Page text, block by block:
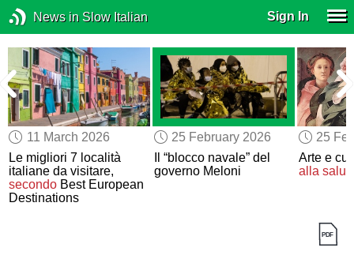
News in Slow Italian Sign In
11 March 2026
Le migliori 7 località
italiane da visitare,
secondo Best European
Destinations
25 February 2026
Il “blocco navale” del
governo Meloni
25
Arte e
alla